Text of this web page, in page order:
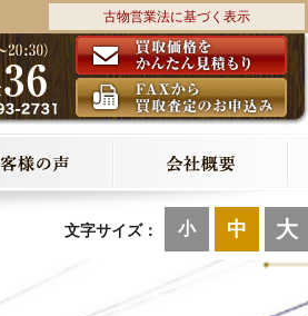
古物営業法に基づく表示
文字サイズ： 小 中 大